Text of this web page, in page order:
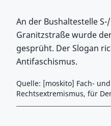
An der Bushaltestelle
Granitzstraße wurde
gesprüht. Der Slogan
Antifaschismus.
Quelle: [moskito] Fach-
Rechtsextremismus, für